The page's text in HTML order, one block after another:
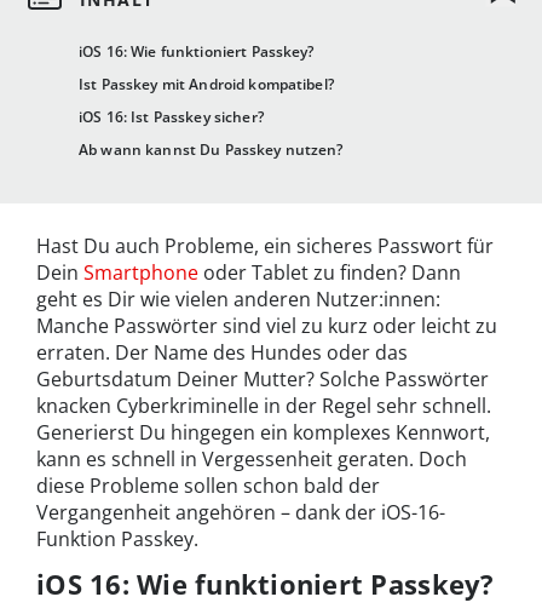
iOS 16: Wie funktioniert Passkey?
Ist Passkey mit Android kompatibel?
iOS 16: Ist Passkey sicher?
Ab wann kannst Du Passkey nutzen?
Hast Du auch Probleme, ein sicheres Passwort für
Dein Smartphone oder Tablet zu finden? Dann
geht es Dir wie vielen anderen Nutzer:innen:
Manche Passwörter sind viel zu kurz oder leicht zu
erraten. Der Name des Hundes oder das
Geburtsdatum Deiner Mutter? Solche Passwörter
knacken Cyberkriminelle in der Regel sehr schnell.
Generierst Du hingegen ein komplexes Kennwort,
kann es schnell in Vergessenheit geraten. Doch
diese Probleme sollen schon bald der
Vergangenheit angehören – dank der iOS-16-
Funktion Passkey.
iOS 16: Wie funktioniert Passkey?